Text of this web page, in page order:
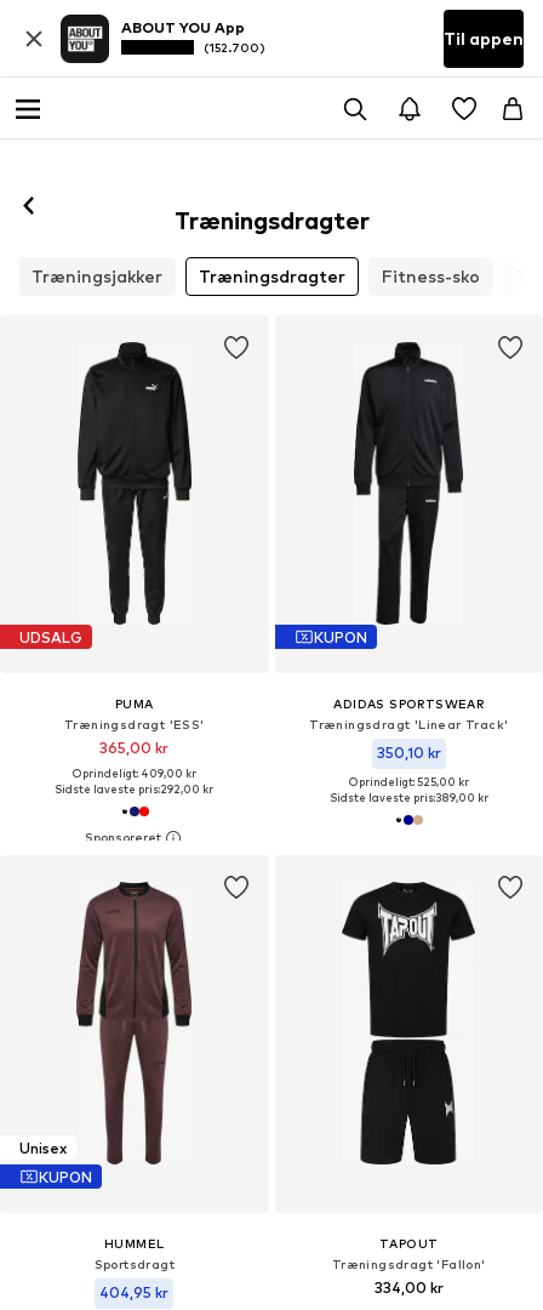
ABOUT YOU App
(152.700) Til appen
Træningsdragter
Træningsjakker Træningsdragter Fitness-sko
UDSALG
PUMA
Træningsdragt 'ESS'
365,00 kr
Oprindeligt: 409,00 kr
Sidste laveste pris:292,00 kr
KUPON
ADIDAS SPORTSWEAR
Træningsdragt 'Linear Track'
350,10 kr
Oprindeligt: 525,00 kr
Sidste laveste pris:389,00 kr
Unisex
KUPON
HUMMEL
Sportsdragt
404,95 kr
TAPOUT
Træningsdragt 'Fallon'
334,00 kr